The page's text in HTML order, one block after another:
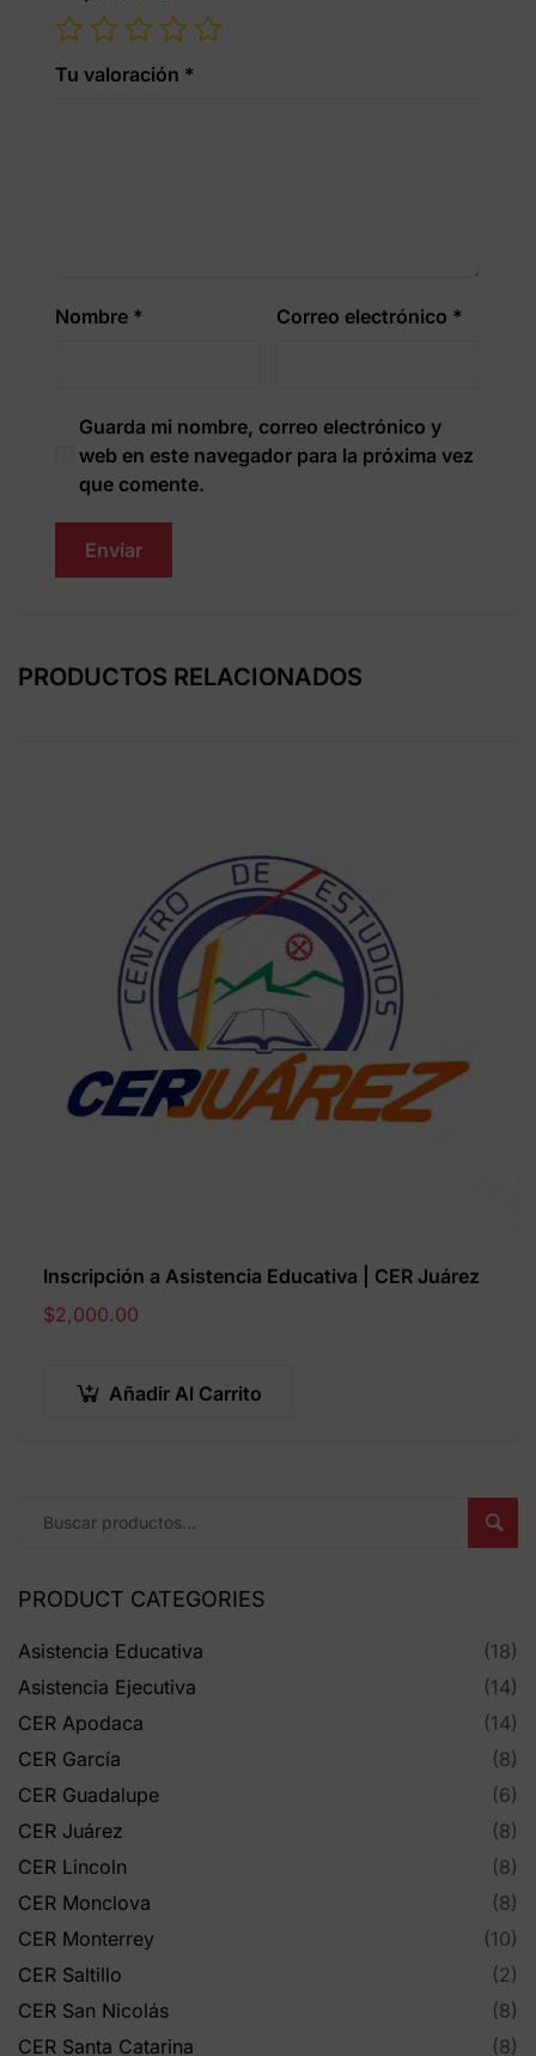
Tu valoración *
Nombre * Correo electrónico *
Guarda mi nombre, correo electrónico y
web en este navegador para la próxima vez
que comente.
PRODUCTOS RELACIONADOS
Inscripción a Asistencia Educativa | CER Juárez
$2,000.00
Añadir Al Carrito
PRODUCT CATEGORIES
Asistencia Educativa
(18)
Asistencia Ejecutiva
(14)
CER Apodaca
(14)
CER García
(8)
CER Guadalupe
(6)
CER Juárez
(8)
CER Lincoln
(8)
CER Monclova
(8)
CER Monterrey
(10)
CER Saltillo
(2)
CER San Nicolás
(8)
CER Santa Catarina
(8)